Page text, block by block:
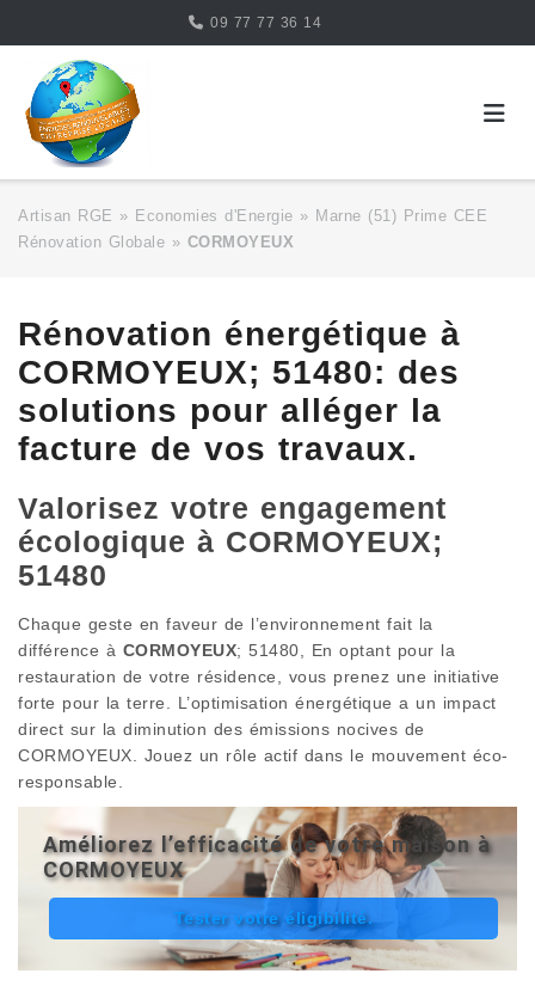
content
09 77 77 36 14
Artisan RGE » Economies d'Energie » Marne (51) Prime CEE
Rénovation Globale » CORMOYEUX
Rénovation énergétique à
CORMOYEUX; 51480: des
solutions pour alléger la
facture de vos travaux.
Valorisez votre engagement
écologique à CORMOYEUX;
51480
Chaque geste en faveur de l’environnement fait la
différence à CORMOYEUX; 51480, En optant pour la
restauration de votre résidence, vous prenez une initiative
forte pour la terre. L’optimisation énergétique a un impact
direct sur la diminution des émissions nocives de
CORMOYEUX. Jouez un rôle actif dans le mouvement éco-
responsable.
Améliorez l’efficacité de votre maison à
CORMOYEUX
Tester votre éligibilité.